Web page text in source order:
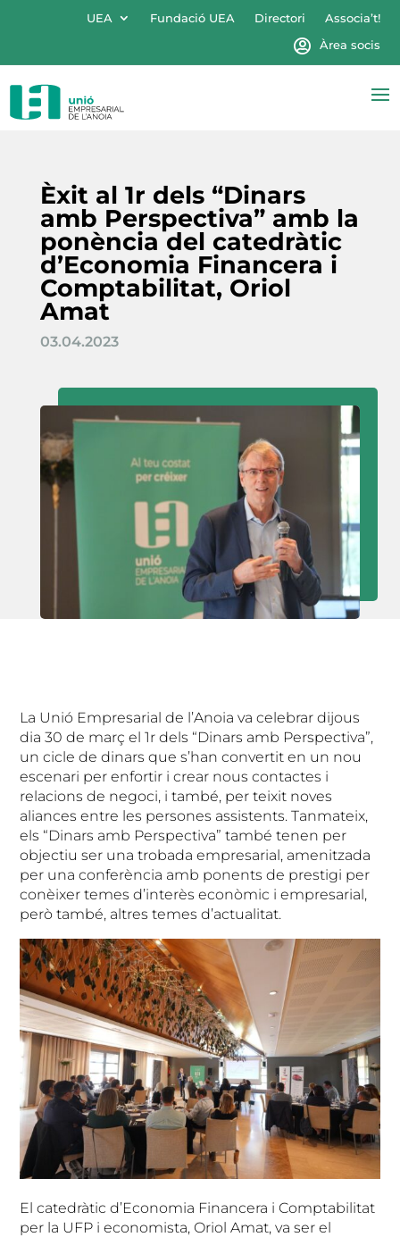
UEA Fundació UEA Directori
Associa’t!
Àrea socis
Èxit al 1r dels “Dinars
amb Perspectiva” amb la
ponència del catedràtic
d’Economia Financera i
Comptabilitat, Oriol
Amat
03.04.2023
La Unió Empresarial de l’Anoia va celebrar dijous
dia 30 de març el 1r dels “Dinars amb Perspectiva”,
un cicle de dinars que s’han convertit en un nou
escenari per enfortir i crear nous contactes i
relacions de negoci, i també, per teixit noves
aliances entre les persones assistents. Tanmateix,
els “Dinars amb Perspectiva” també tenen per
objectiu ser una trobada empresarial, amenitzada
per una conferència amb ponents de prestigi per
conèixer temes d’interès econòmic i empresarial,
però també, altres temes d’actualitat.
El catedràtic d’Economia Financera i Comptabilitat
per la UFP i economista, Oriol Amat, va ser el